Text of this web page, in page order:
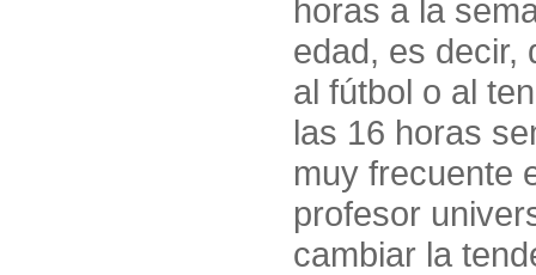
horas a la
edad, es decir,
al fútbol o al
las 16 horas
muy frecuente
profesor
cambiar la